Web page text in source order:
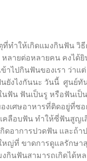
ำให้เกิดแมงกินฟัน วิ
ลายต่อหลายคน คงได้
าไปกินฟันของเรา ว่า
ยังไงกันนะ วันนี้ ศูนย์
น ฟันเป็นรู หรือฟันเป็
งเศษอาหารที่ติดอยู่ที่ซ
คลือบฟัน ทำให้ซี่ฟันสู
ดอาการปวดฟัน และถ้
หญ่ที่ ขาดการดูแลรักษ
กินฟันสามารถเกิดได้